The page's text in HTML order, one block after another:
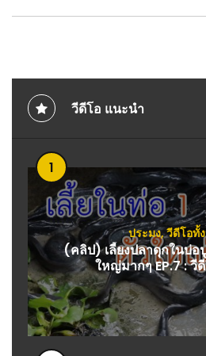
วีดีโอ แนะนำ
1
ประมง,วีดีโอทั้
(คลิป) เลี้ยงปลาดุกในบ่อ
ใหญ่มากๆ EP.7 : วี